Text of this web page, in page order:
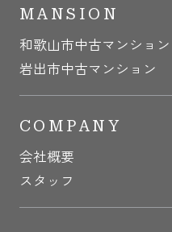
MANSION
和歌山市中古マンション
岩出市中古マンション
COMPANY
会社概要
スタッフ